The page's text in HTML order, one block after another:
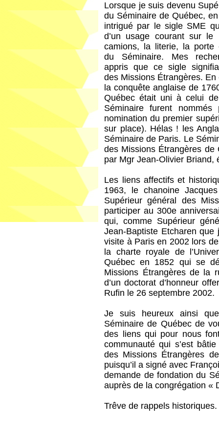
Lorsque je suis devenu
du Séminaire de Québec, en
intrigué par le sigle SME
d’un usage courant sur le
camions, la literie, la porte
du Séminaire. Mes
appris que ce sigle
des Missions Étrangères. En
la conquête anglaise de
Québec était uni à celui
Séminaire furent
nomination du premier
sur place). Hélas ! les
Séminaire de Paris. Le
des Missions Étrangères
par Mgr Jean-Olivier Briand,
Les liens affectifs et
1963, le chanoine
Supérieur général des
participer au 300e
qui, comme Supérieur
Jean-Baptiste Etcharen
visite à Paris en 2002 lors
la charte royale de
Québec en 1852 qui se
Missions Étrangères de la
d’un doctorat d’honneur
Rufin le 26 septembre 2002.
Je suis heureux ainsi
Séminaire de Québec de
des liens qui pour nous
communauté qui s’est
des Missions Étrangères
puisqu’il a signé avec
demande de fondation du
auprès de la congrégation «
Trêve de rappels